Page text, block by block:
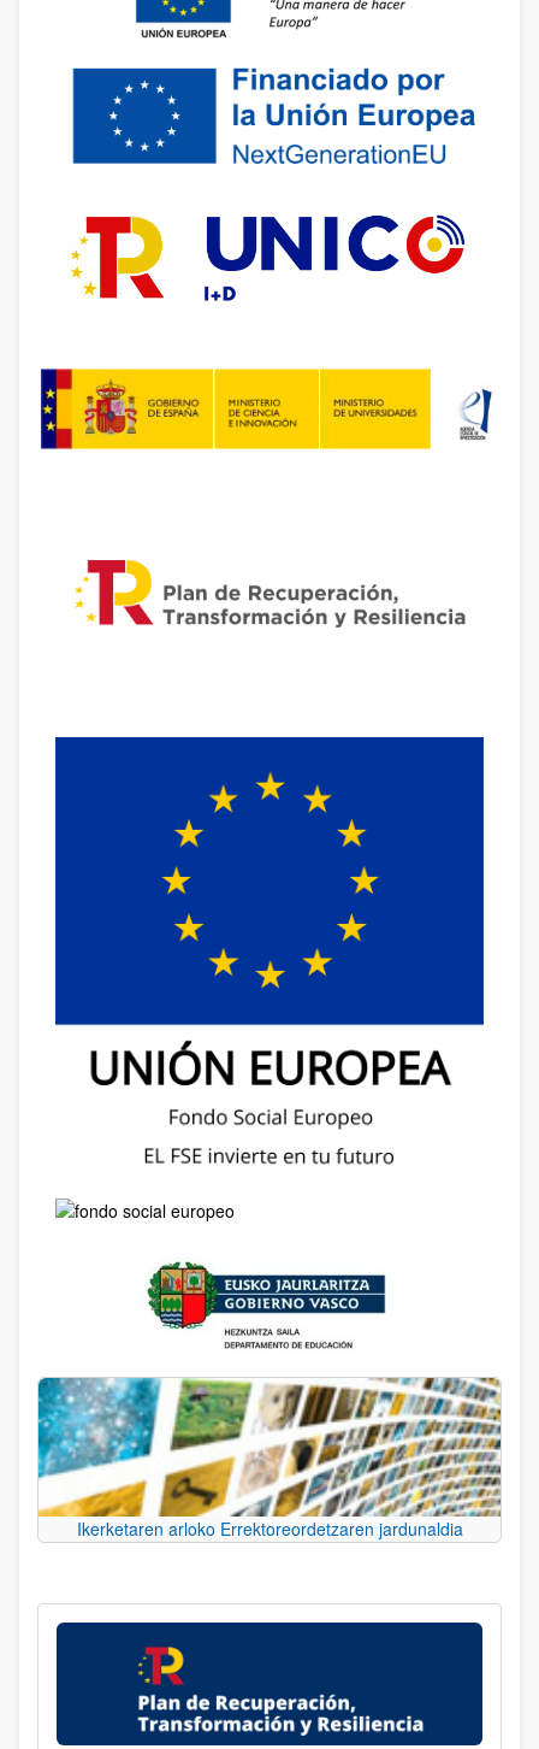
Ikerketaren arloko Errektoreordetzaren jardunaldia